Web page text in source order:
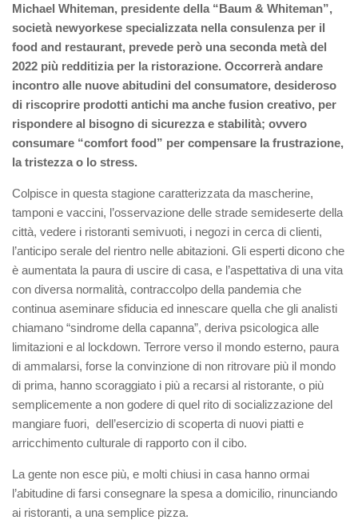
Michael Whiteman, presidente della “Baum & Whiteman”,
società newyorkese specializzata nella consulenza per il
food and restaurant, prevede però una seconda metà del
2022 più redditizia per la ristorazione. Occorrerà andare
incontro alle nuove abitudini del consumatore, desideroso
di riscoprire prodotti antichi ma anche fusion creativo, per
rispondere al bisogno di sicurezza e stabilità; ovvero
consumare “comfort food” per compensare la frustrazione,
la tristezza o lo stress.
Colpisce in questa stagione caratterizzata da mascherine,
tamponi e vaccini, l’osservazione delle strade semideserte della
città, vedere i ristoranti semivuoti, i negozi in cerca di clienti,
l’anticipo serale del rientro nelle abitazioni. Gli esperti dicono che
è aumentata la paura di uscire di casa, e l’aspettativa di una vita
con diversa normalità, contraccolpo della pandemia che
continua aseminare sfiducia ed innescare quella che gli analisti
chiamano “sindrome della capanna”, deriva psicologica alle
limitazioni e al lockdown. Terrore verso il mondo esterno, paura
di ammalarsi, forse la convinzione di non ritrovare più il mondo
di prima, hanno scoraggiato i più a recarsi al ristorante, o più
semplicemente a non godere di quel rito di socializzazione del
mangiare fuori, dell’esercizio di scoperta di nuovi piatti e
arricchimento culturale di rapporto con il cibo.
La gente non esce più, e molti chiusi in casa hanno ormai
l’abitudine di farsi consegnare la spesa a domicilio, rinunciando
ai ristoranti, a una semplice pizza.